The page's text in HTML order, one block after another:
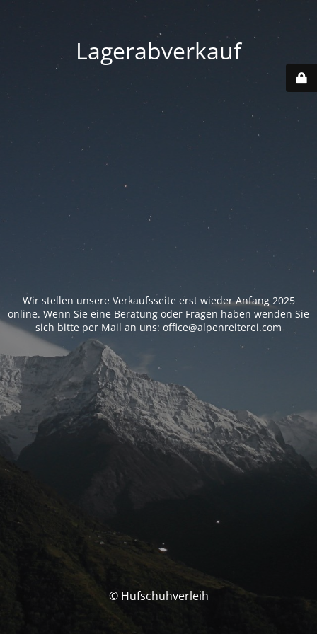
Lagerabverkauf
Wir stellen unsere Verkaufsseite erst wieder Anfang 2025
online. Wenn Sie eine Beratung oder Fragen haben wenden Sie
sich bitte per Mail an uns: office@alpenreiterei.com
© Hufschuhverleih